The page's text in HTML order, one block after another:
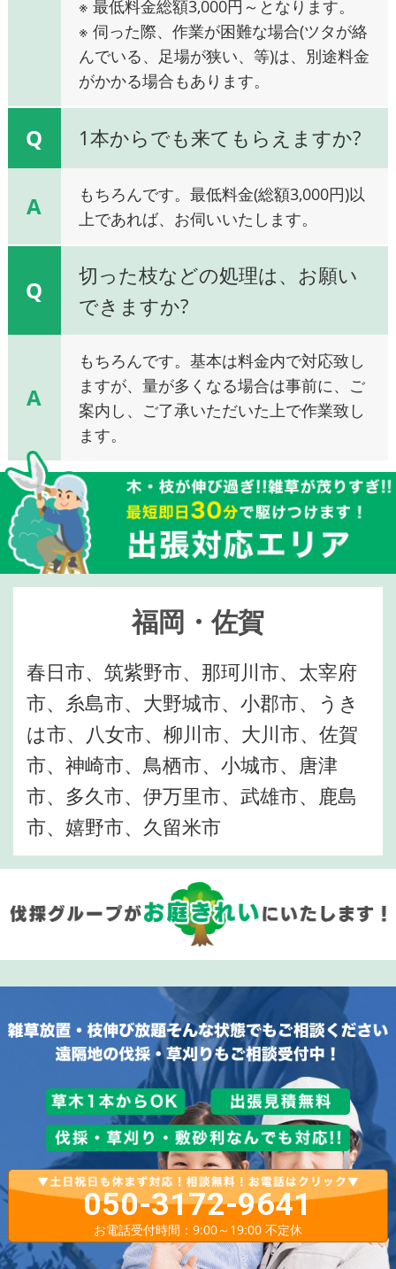
※ 最低料金総額3,000円～となります。
※ 伺った際、作業が困難な場合(ツタが絡
んでいる、足場が狭い、等)は、別途料金
がかかる場合もあります。
Q 1本からでも来てもらえますか?
A
もちろんです。最低料金(総額3,000円)以
上であれば、お伺いいたします。
Q
切った枝などの処理は、お願い
できますか?
A
もちろんです。基本は料金内で対応致し
ますが、量が多くなる場合は事前に、ご
案内し、ご了承いただいた上で作業致し
ます。
福岡・佐賀
春日市、筑紫野市、那珂川市、太宰府
市、糸島市、大野城市、小郡市、うき
は市、八女市、柳川市、大川市、佐賀
市、神崎市、鳥栖市、小城市、唐津
市、多久市、伊万里市、武雄市、鹿島
市、嬉野市、久留米市
050-3172-9641
お電話受付時間：9:00～19:00 不定休